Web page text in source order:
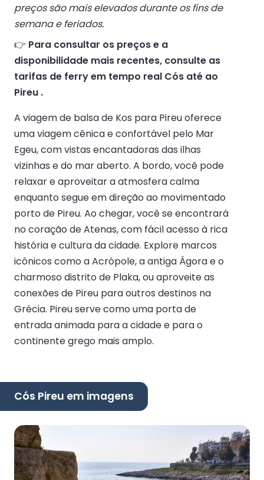
preços são mais elevados durante os fins de
semana e feriados.
👉 Para consultar os preços e a
disponibilidade mais recentes, consulte as
tarifas de ferry em tempo real Cós até ao
Pireu .
A viagem de balsa de Kos para Pireu oferece
uma viagem cênica e confortável pelo Mar
Egeu, com vistas encantadoras das ilhas
vizinhas e do mar aberto. A bordo, você pode
relaxar e aproveitar a atmosfera calma
enquanto segue em direção ao movimentado
porto de Pireu. Ao chegar, você se encontrará
no coração de Atenas, com fácil acesso à rica
história e cultura da cidade. Explore marcos
icônicos como a Acrópole, a antiga Ágora e o
charmoso distrito de Plaka, ou aproveite as
conexões de Pireu para outros destinos na
Grécia. Pireu serve como uma porta de
entrada animada para a cidade e para o
continente grego mais amplo.
Cós Pireu em imagens